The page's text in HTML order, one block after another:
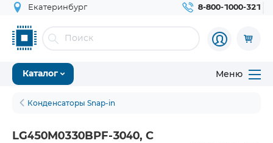
Екатеринбург 8-800-1000-321
Каталог Меню
Конденсаторы Snap-in
LG450M0330BPF-3040, С